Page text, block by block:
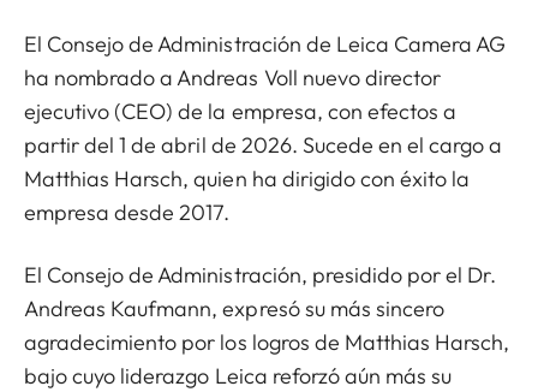
El Consejo de Administración de Leica Camera AG
ha nombrado a Andreas Voll nuevo director
ejecutivo (CEO) de la empresa, con efectos a
partir del 1 de abril de 2026. Sucede en el cargo a
Matthias Harsch, quien ha dirigido con éxito la
empresa desde 2017.
El Consejo de Administración, presidido por el Dr.
Andreas Kaufmann, expresó su más sincero
agradecimiento por los logros de Matthias Harsch,
bajo cuyo liderazgo Leica reforzó aún más su